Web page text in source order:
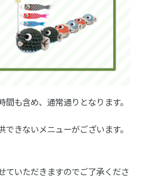
も含め、通常通りとなります。
きないメニューがございます。
ていただきますのでご了承くださ